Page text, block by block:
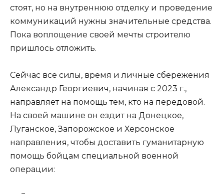
стоят, но на внутреннюю отделку и проведение
коммуникаций нужны значительные средства.
Пока воплощение своей мечты строителю
пришлось отложить.
Сейчас все силы, время и личные сбережения
Александр Георгиевич, начиная с 2023 г.,
направляет на помощь тем, кто на передовой.
На своей машине он ездит на Донецкое,
Луганское, Запорожское и Херсонское
направления, чтобы доставить гуманитарную
помощь бойцам специальной военной
операции: